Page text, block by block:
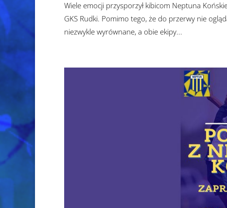
Wiele emocji przysporzył kibicom Neptuna
GKS Rudki. Pomimo tego, że do przerwy nie
niezwykle wyrównane, a obie ekipy...